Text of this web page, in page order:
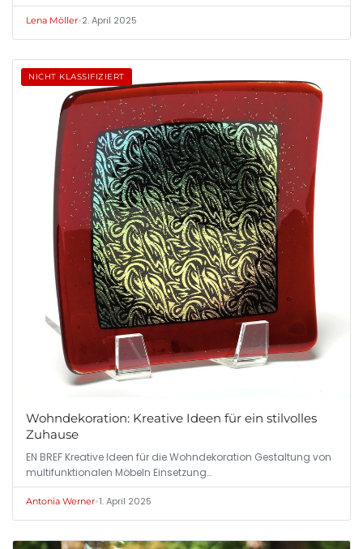
Lena Möller•2. April 2025
NICHT KLASSIFIZIERT
Wohndekoration: Kreative Ideen für ein stilvolles
Zuhause
EN BREF Kreative Ideen für die Wohndekoration Gestaltung von
multifunktionalen Möbeln Einsetzung…
Antonia Werner•1. April 2025